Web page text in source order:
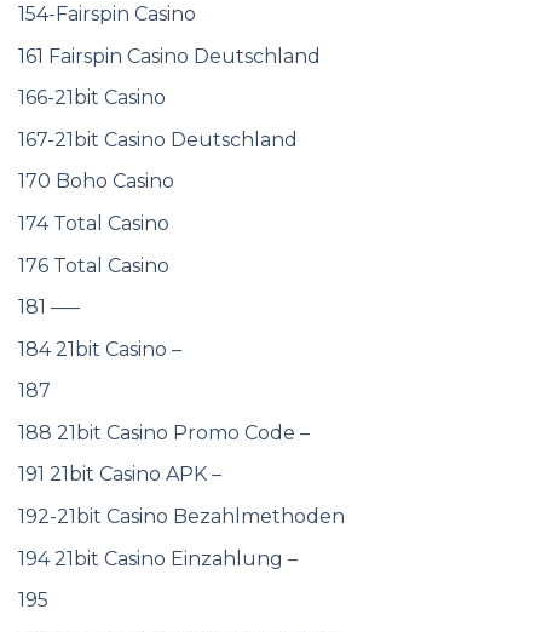
154-Fairspin Casino
161 Fairspin Casino Deutschland
166-21bit Casino
167-21bit Casino Deutschland
170 Boho Casino
174 Total Casino
176 Total Casino
181 —–
184 21bit Casino –
187
188 21bit Casino Promo Code –
191 21bit Casino APK –
192-21bit Casino Bezahlmethoden
194 21bit Casino Einzahlung –
195